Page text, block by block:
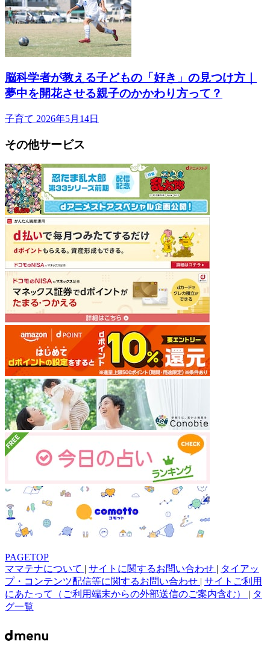
脳科学者が教える子どもの「好き」の見つけ方｜
夢中を開花させる親子のかかわり方って？
子育て 2026年5月14日
その他サービス
PAGETOP
ママテナについて | サイトに関するお問い合わせ | タイアッ
プ・コンテンツ配信等に関するお問い合わせ | サイトご利用
にあたって（ご利用端末からの外部送信のご案内含む） | タ
グ一覧